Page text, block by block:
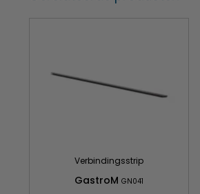
Verbindingsstrip
GastroM GN041